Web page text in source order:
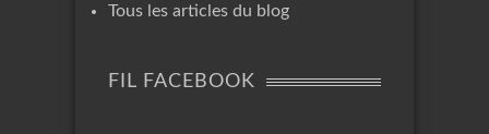
Tous les articles du blog
FIL FACEBOOK